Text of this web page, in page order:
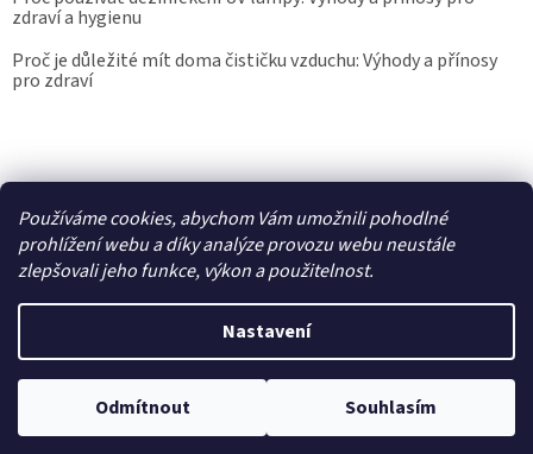
Používáme cookies, abychom Vám umožnili pohodlné
prohlížení webu a díky analýze provozu webu neustále
zlepšovali jeho funkce, výkon a použitelnost.
Nastavení
Odmítnout Souhlasím
zdraví a hygienu
Proč je důležité mít doma čističku vzduchu: Výhody a přínosy
pro zdraví
Vytvořil Shoptet
Copyright 2026Epřístroje.cz. Všechna práva vyhrazena.Upravit